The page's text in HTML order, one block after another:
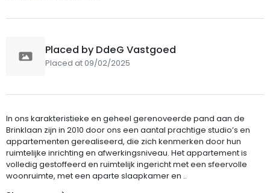
Placed by DdeG Vastgoed
Placed at 09/02/2025
In ons karakteristieke en geheel gerenoveerde pand aan de
Brinklaan zijn in 2010 door ons een aantal prachtige studio’s en
appartementen gerealiseerd, die zich kenmerken door hun
ruimtelijke inrichting en afwerkingsniveau. Het appartement is
volledig gestoffeerd en ruimtelijk ingericht met een sfeervolle
woonruimte, met een aparte slaapkamer en ..